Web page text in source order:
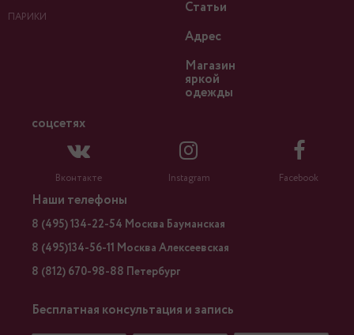
ПАРИКИ
Статьи
Адрес
Магазин
яркой
одежды
соцсетях
Вконтакте Instagram Facebook
Наши телефоны
8 (495) 134-22-54 Москва Бауманская
8 (495)134-56-11 Москва Алексеевская
8 (812) 670-98-88 Петербург
Бесплатная консультация и запись